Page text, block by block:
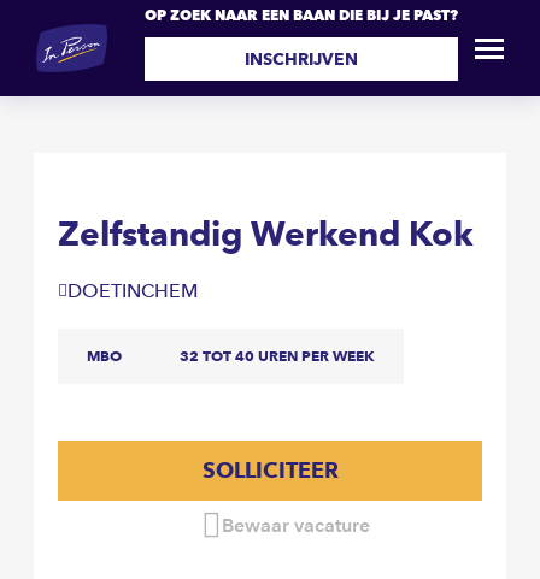
OP ZOEK NAAR EEN BAAN DIE BIJ JE PAST?
INSCHRIJVEN
Zelfstandig Werkend Kok
DOETINCHEM
MBO 32 TOT 40 UREN PER WEEK
SOLLICITEER
Bewaar vacature
Zelfstandig Werkend Kok SOLLICITEER